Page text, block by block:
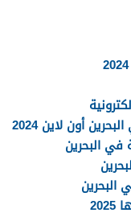
أون لاين 2024
البحرين
البحرين